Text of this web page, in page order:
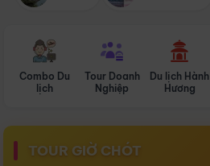
Combo Du
lịch
Tour Doanh
Nghiệp
Du lịch Hành
Hương
TOUR GIỜ CHÓT